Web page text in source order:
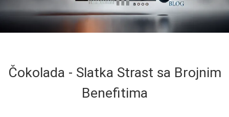
Čokolada - Slatka Strast sa Brojnim
Benefitima